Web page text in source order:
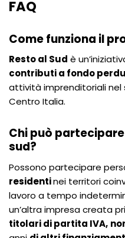
FAQ
Come funziona il
Resto al Sud è
contributi a fondo
attività imprenditoriali nel
Centro Italia.
Chi può
sud?
Possono partecipare
residentinei territori
lavoro a tempo
un’altra impresa creata
titolari di partita IVA,